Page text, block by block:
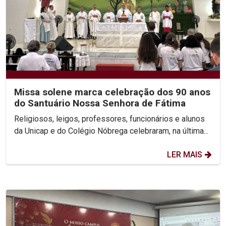
Missa solene marca celebração dos 90 anos
do Santuário Nossa Senhora de Fátima
Religiosos, leigos, professores, funcionários e alunos
da Unicap e do Colégio Nóbrega celebraram, na última...
LER MAIS